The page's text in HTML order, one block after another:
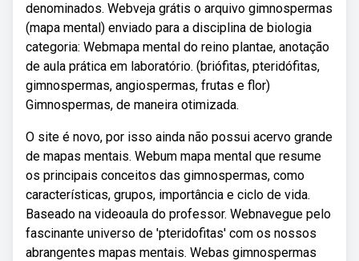
denominados. Webveja grátis o arquivo gimnospermas
(mapa mental) enviado para a disciplina de biologia
categoria: Webmapa mental do reino plantae, anotação
de aula prática em laboratório. (briófitas, pteridófitas,
gimnospermas, angiospermas, frutas e flor)
Gimnospermas, de maneira otimizada.
O site é novo, por isso ainda não possui acervo grande
de mapas mentais. Webum mapa mental que resume
os principais conceitos das gimnospermas, como
características, grupos, importância e ciclo de vida.
Baseado na videoaula do professor. Webnavegue pelo
fascinante universo de 'pteridofitas' com os nossos
abrangentes mapas mentais. Webas gimnospermas